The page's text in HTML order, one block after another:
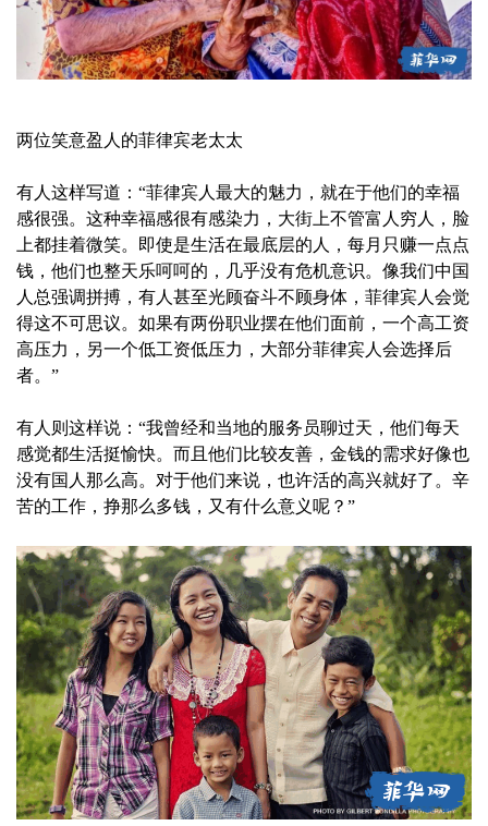
两位笑意盈人的菲律宾老太太
有人这样写道：“菲律宾人最大的魅力，就在于他们的幸福
感很强。这种幸福感很有感染力，大街上不管富人穷人，脸
上都挂着微笑。即使是生活在最底层的人，每月只赚一点点
钱，他们也整天乐呵呵的，几乎没有危机意识。像我们中国
人总强调拼搏，有人甚至光顾奋斗不顾身体，菲律宾人会觉
得这不可思议。如果有两份职业摆在他们面前，一个高工资
高压力，另一个低工资低压力，大部分菲律宾人会选择后
者。”
有人则这样说：“我曾经和当地的服务员聊过天，他们每天
感觉都生活挺愉快。而且他们比较友善，金钱的需求好像也
没有国人那么高。对于他们来说，也许活的高兴就好了。辛
苦的工作，挣那么多钱，又有什么意义呢？”